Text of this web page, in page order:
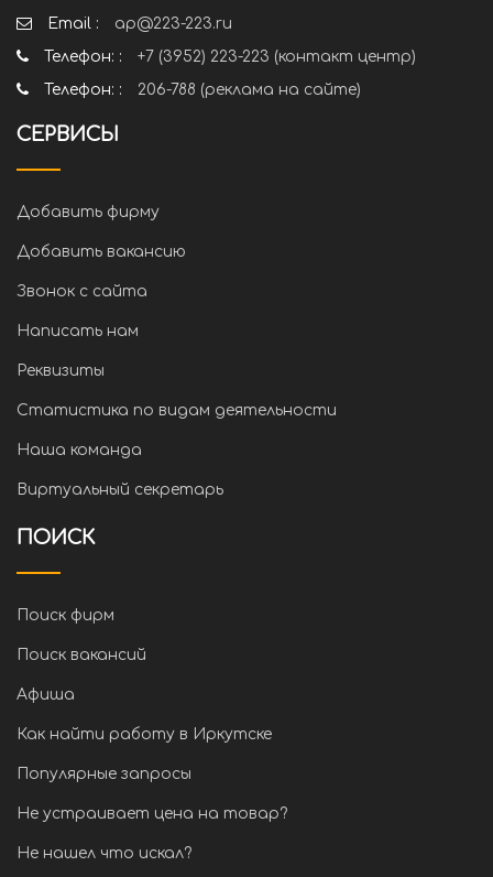
Email :
ap@223-223.ru
Телефон: :
+7 (3952) 223-223 (контакт центр)
Телефон: :
206-788 (реклама на сайте)
СЕРВИСЫ
Добавить фирму
Добавить вакансию
Звонок с сайта
Написать нам
Реквизиты
Статистика по видам деятельности
Наша команда
Виртуальный секретарь
ПОИСК
Поиск фирм
Поиск вакансий
Афиша
Как найти работу в Иркутске
Популярные запросы
Не устраивает цена на товар?
Не нашел что искал?